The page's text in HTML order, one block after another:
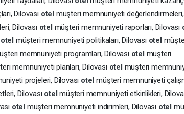
Dilovası otel müşteri memnuniyeti değerlendirmeleri,
Dilovası otel müşteri memnuniyeti raporları, Dilovası
otel müşteri memnuniyeti politikaları, Dilovası otel
memnuniyeti programları, Dilovası otel müşteri
memnuniyeti planları, Dilovası otel müşteri
projeleri, Dilovası otelmüşteri memnuniyeti
Dilovası otelmüşteri memnuniyeti etkinlikleri,
otel müşteri memnuniyeti indirimleri, Dilovası otel